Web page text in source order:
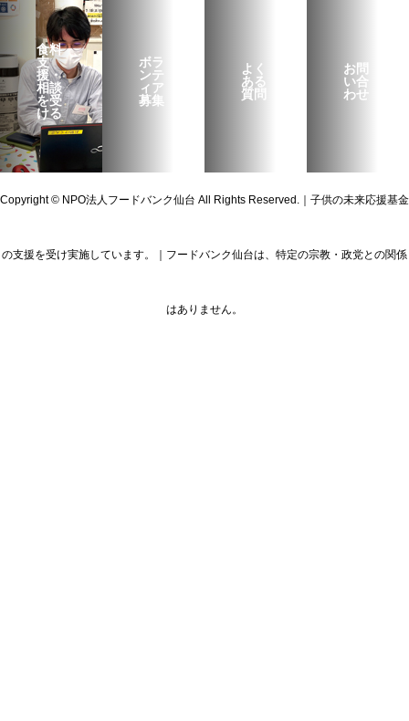
食料
支
援・
相談
を受
ける
ボラ
ンテ
ィア
募集
よく
ある
質問
お問
い合
わせ
Copyright © NPO法人フードバンク仙台 All Rights Reserved.｜子供の未来応援基金
の支援を受け実施しています。｜フードバンク仙台は、特定の宗教・政党との関係
はありません。